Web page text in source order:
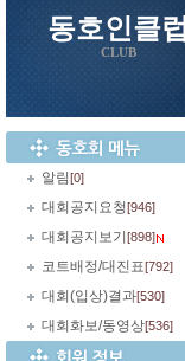
동호인클럽
CLUB
알림[0]
대회공지요청[946]
대회공지보기 [898]
코트배정/대진표[792]
대회(입상)결과[530]
대회화보/동영상[536]